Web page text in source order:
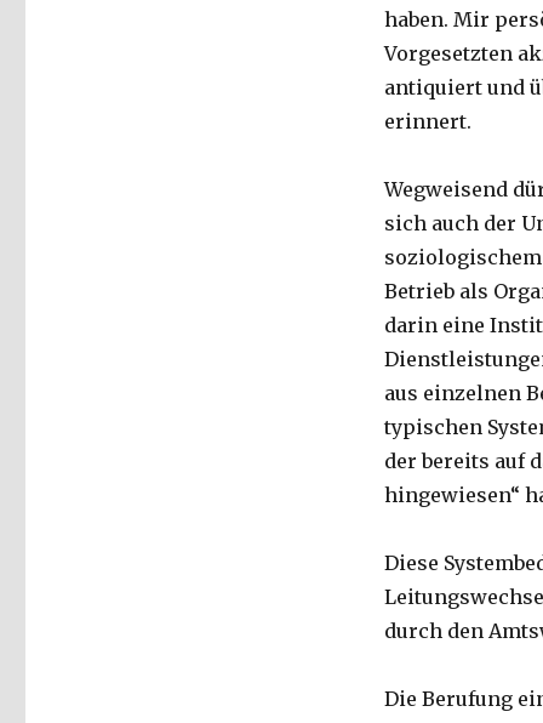
haben. Mir
Vorgesetzten
antiquiert und
erinnert.
Wegweisend
sich auch der
Betrieb als
darin eine
aus einzelnen
typischen
der bereits auf
hingewiesen“
Diese
durch den
Die Berufung